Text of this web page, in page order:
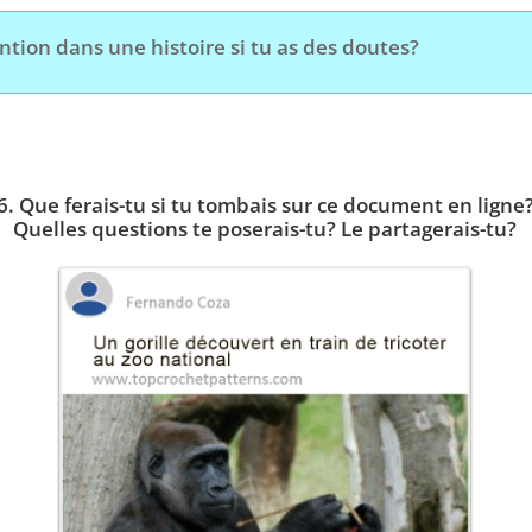
dans une histoire si tu as des doutes?
Que ferais-tu si tu tombais sur ce document en
Quelles questions te poserais-tu? Le partagerais-tu?